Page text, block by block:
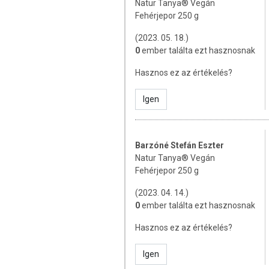
NATUR TANYA® TIPP:
A kendermag őrlemény protein
süteményekben, ha a receptben az
1,5 bögre liszt (fele búzaliszt,
1 teáskanál szódabikarbóna
1 tojás (vagy ha vegán vagy,
keverd össze, hagyd 15-20
a recept szerint.)
8 evőkanál kókuszolaj
3 evőkanál kókuszcukor
1,2 bögre kókuszreszelék
Natur Tanya® Vegán
Fehérjepor 250 g
(2023. 05. 18.)
0ember találta ezt hasznosnak
Hasznos ez az értékelés?
Igen
Barzóné Stefán Eszter
Natur Tanya® Vegán
Fehérjepor 250 g
(2023. 04. 14.)
0ember találta ezt hasznosnak
Hasznos ez az értékelés?
Igen